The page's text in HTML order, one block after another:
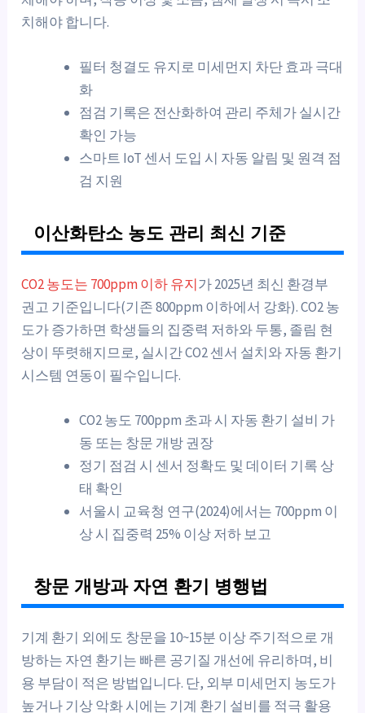
치해야 합니다.
필터 청결도 유지로 미세먼지 차단 효과 극대
화
점검 기록은 전산화하여 관리 주체가 실시간
확인 가능
스마트 IoT 센서 도입 시 자동 알림 및 원격 점
검 지원
이산화탄소 농도 관리 최신 기준
CO2 농도는 700ppm 이하 유지가 2025년 최신 환경부
권고 기준입니다(기존 800ppm 이하에서 강화). CO2 농
도가 증가하면 학생들의 집중력 저하와 두통, 졸림 현
상이 뚜렷해지므로, 실시간 CO2 센서 설치와 자동 환기
시스템 연동이 필수입니다.
CO2 농도 700ppm 초과 시 자동 환기 설비 가
동 또는 창문 개방 권장
정기 점검 시 센서 정확도 및 데이터 기록 상
태 확인
서울시 교육청 연구(2024)에서는 700ppm 이
상 시 집중력 25% 이상 저하 보고
창문 개방과 자연 환기 병행법
기계 환기 외에도 창문을 10~15분 이상 주기적으로 개
방하는 자연 환기는 빠른 공기질 개선에 유리하며, 비
용 부담이 적은 방법입니다. 단, 외부 미세먼지 농도가
높거나 기상 악화 시에는 기계 환기 설비를 적극 활용